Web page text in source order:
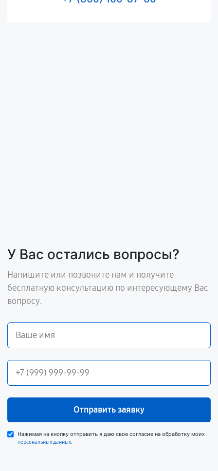
У Вас остались вопросы?
Напишите или позвоните нам и получите
бесплатную консультацию по интересующему Вас
вопросу.
Отправить заявку
Нажимая на кнопку отправить я даю свое согласие на обработку моих
персональных данных.